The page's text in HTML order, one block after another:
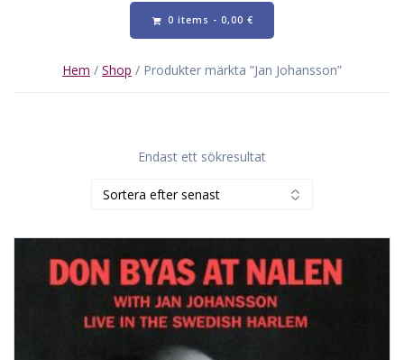
0 items - 0,00 €
Hem / Shop / Produkter märkta ”Jan Johansson”
Endast ett sökresultat